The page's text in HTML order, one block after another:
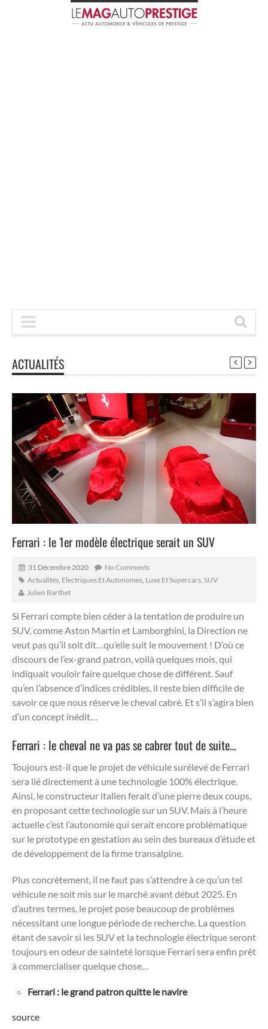
ACTUALITÉS
Ferrari : le 1er modèle électrique serait un SUV
31 Décembre 2020
No Comments
Actualités Electriques Et Autonomes Luxe Et Supercars SUV
Julien Barthet
Si Ferrari compte bien céder à la tentation de produire un
SUV, comme Aston Martin et Lamborghini, la Direction ne
veut pas qu’il soit dit…qu’elle suit le mouvement ! D’où ce
discours de l’ex-grand patron, voilà quelques mois, qui
indiquait vouloir faire quelque chose de différent. Sauf
qu’en l’absence d’indices crédibles, il reste bien difficile de
savoir ce que nous réserve le cheval cabré. Et s’il s’agira bien
d’un concept inédit…
Ferrari : le cheval ne va pas se cabrer tout de suite…
Toujours est-il que le projet de véhicule surélevé de Ferrari
sera lié directement à une technologie 100% électrique.
Ainsi, le constructeur italien ferait d’une pierre deux coups,
en proposant cette technologie sur un SUV. Mais à l’heure
actuelle c’est l’autonomie qui serait encore problématique
sur le prototype en gestation au sein des bureaux d’étude et
de développement de la firme transalpine.
Plus concrètement, il ne faut pas s’attendre à ce qu’un tel
véhicule ne soit mis sur le marché avant début 2025. En
d’autres termes, le projet pose beaucoup de problèmes
nécessitant une longue période de recherche. La question
étant de savoir si les SUV et la technologie électrique seront
toujours en odeur de sainteté lorsque Ferrari sera enfin prêt
à commercialiser quelque chose…
Ferrari : le grand patron quitte le navire
source